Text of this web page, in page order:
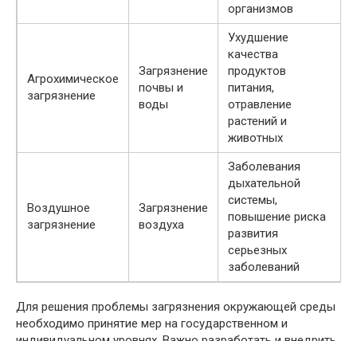
организмов
Агрохимическое
загрязнение
Загрязнение
почвы и
воды
Ухудшение
качества
продуктов
питания,
отравление
растений и
животных
Воздушное
загрязнение
Загрязнение
воздуха
Заболевания
дыхательной
системы,
повышение риска
развития
серьезных
заболеваний
Для решения проблемы загрязнения окружающей среды
необходимо принятие мер на государственном и